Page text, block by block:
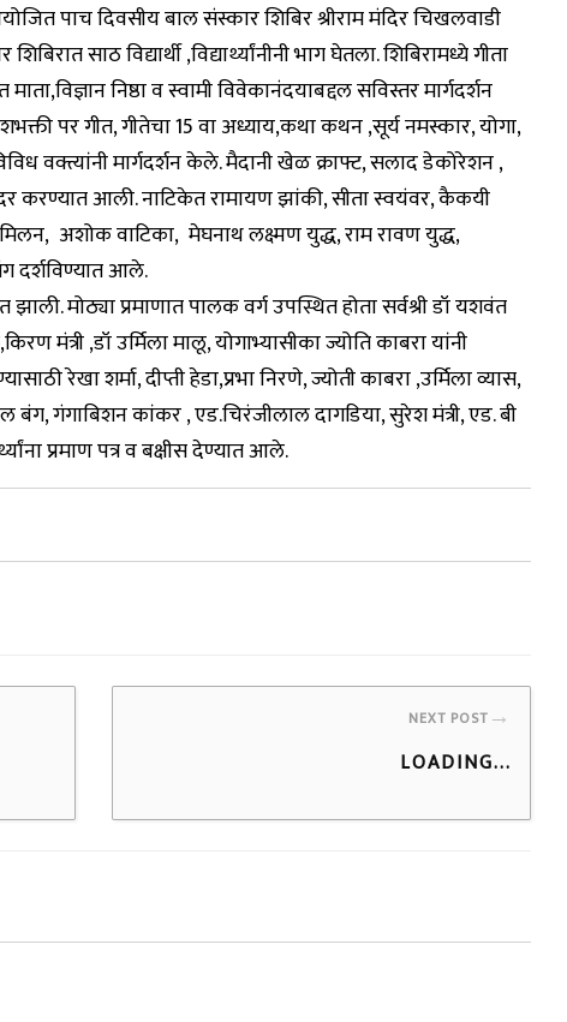
पाच दिवसीय बाल संस्कार शिबिर श्रीराम मंदिर चिखलवाडी
साठ विद्यार्थी ,विद्यार्थ्यांनीनी भाग घेतला. शिबिरामध्ये गीता
निष्ठा व स्वामी विवेकानंदयाबद्दल सविस्तर मार्गदर्शन
पर गीत, गीतेचा 15 वा अध्याय,कथा कथन ,सूर्य नमस्कार, योगा,
वक्त्यांनी मार्गदर्शन केले. मैदानी खेळ क्राफ्ट, सलाद डेकोरेशन ,
करण्यात आली. नाटिकेत रामायण झांकी, सीता स्वयंवर, कैकयी
अशोक वाटिका, मेघनाथ लक्ष्मण युद्ध, राम रावण युद्ध,
दर्शविण्यात आले.
मोठ्या प्रमाणात पालक वर्ग उपस्थित होता सर्वश्री डॉ यशवंत
मंत्री ,डॉ उर्मिला मालू, योगाभ्यासीका ज्योति काबरा यांनी
रेखा शर्मा, दीप्ती हेडा,प्रभा निरणे, ज्योती काबरा ,उर्मिला व्यास,
बंग, गंगाबिशन कांकर , एड.चिरंजीलाल दागडिया, सुरेश मंत्री, एड. बी
प्रमाण पत्र व बक्षीस देण्यात आले.
NEXT POST →
LOADING...